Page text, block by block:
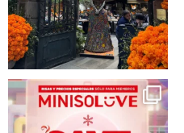
La temporada navideña
llegó a @minisomexico...